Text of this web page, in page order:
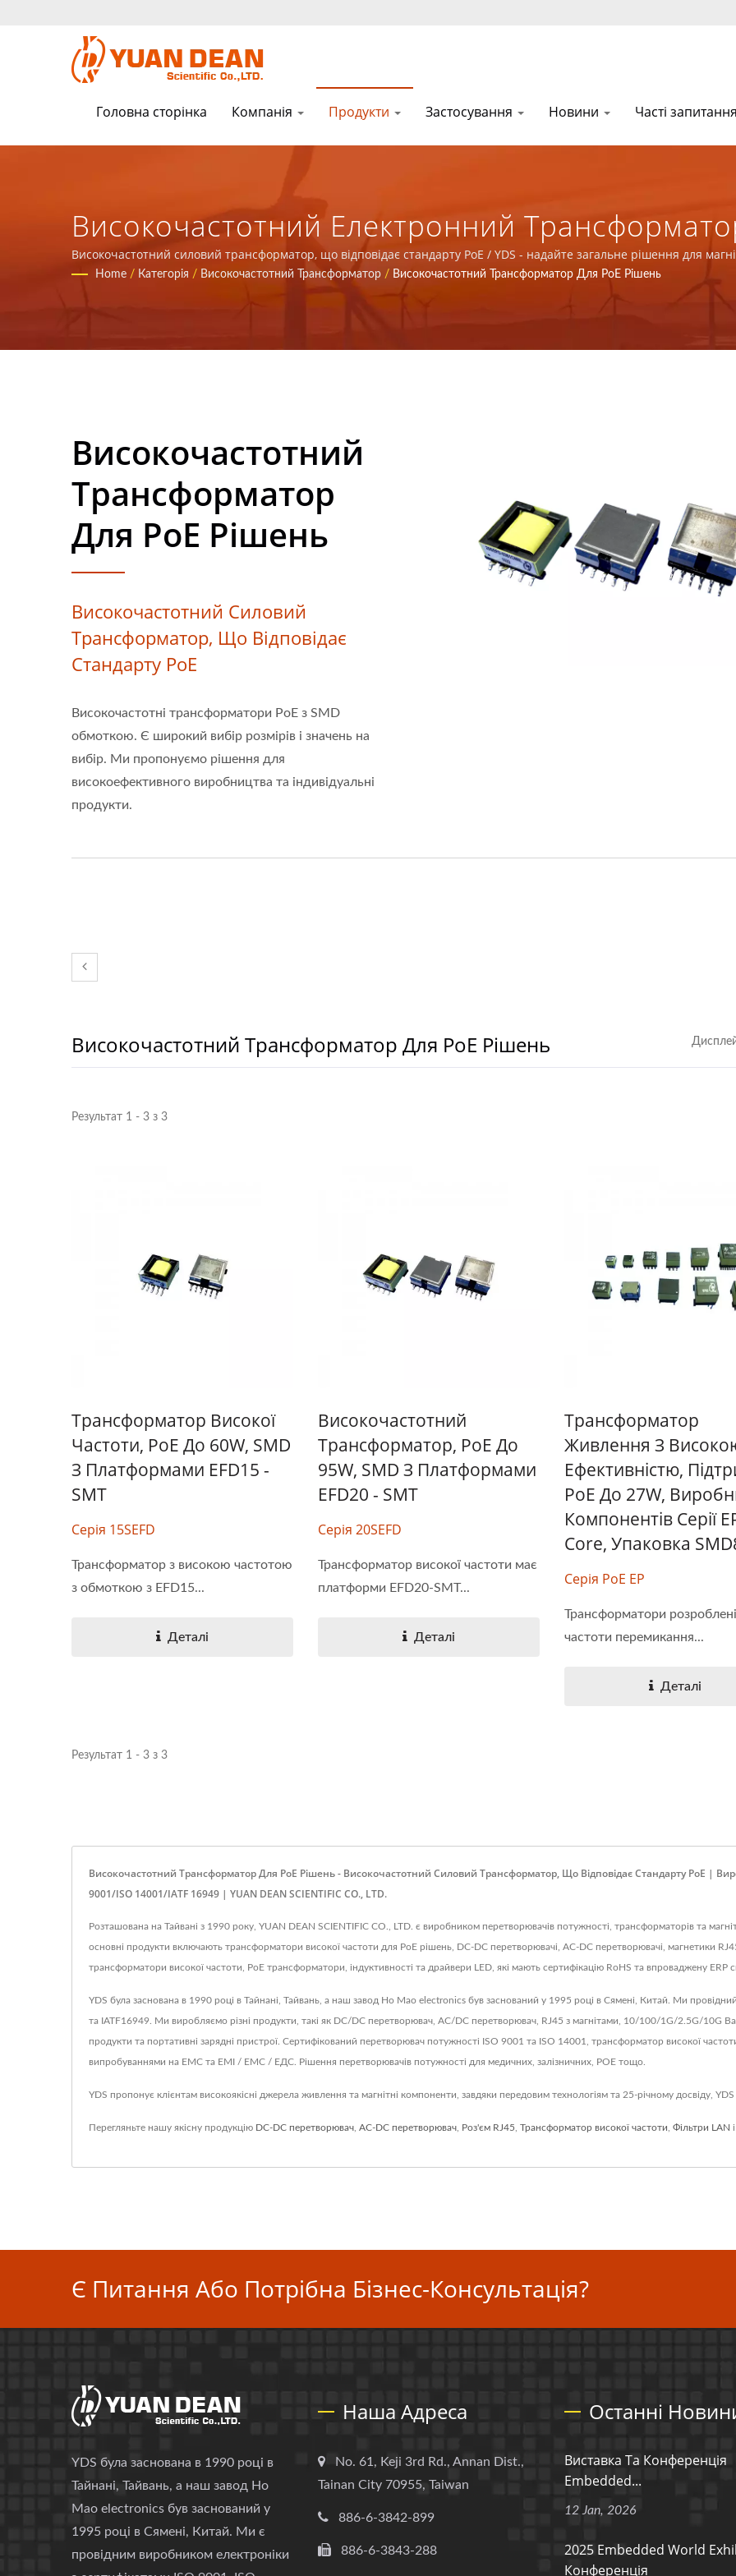
Головна сторінка Компанія Продукти Застосування Новини Часті запитання
Високочастотний Електронний
YDS - Надайте Загальне Рішення Для
Енергетичних Продуктів У Комунікаційних
Високочастотний силовий трансформатор, що відповідає стандарту PoE / YDS - надайте загальне рішення для
комунікаційних мережах.
Home / Категорія / Високочастотний Трансформатор / Високочастотний Трансформатор Для PoE Рішень
Високочастотний
Трансформатор
Для PoE Рішень
Високочастотний Силовий
Трансформатор, Що Відповідає
Стандарту PoE
Високочастотні трансформатори PoE з SMD
обмоткою. Є широкий вибір розмірів і значень на
вибір. Ми пропонуємо рішення для
високоефективного виробництва та індивідуальні
продукти.
Високочастотний Трансформатор Для PoE Рішень
Результат 1 - 3 з 3
Трансформатор Високої
Частоти, PoE До 60W, SMD
З Платформами EFD15 -
SMT
Серія 15SEFD
Трансформатор з високою частотою
з обмоткою з EFD15...
Деталі
Високочастотний
Трансформатор, PoE До
95W, SMD З Платформами
EFD20 - SMT
Серія 20SEFD
Трансформатор високої частоти має
платформи EFD20-SMT...
Деталі
Трансформатор
Живлення З
Ефективністю,
PoE До 27W,
Компонентів Серії
Core, Упаковка
Серія PoE EP
Трансформатори
частоти перемикання...
Деталі
Результат 1 - 3 з 3
Пів-Блок DC-DC Конвертер 20W 4:1 DC-DC Конвертер
Високочастотний Трансформатор Для PoE Рішень - Високочастотний Силовий Трансформатор, Що Відповідає Стандарту PoE |
9001/ISO 14001/IATF 16949 | YUAN DEAN SCIENTIFIC CO., LTD.
Розташована на Тайвані з 1990 року, YUAN DEAN SCIENTIFIC CO., LTD. є виробником перетворювачів потужності, трансформаторів та
основні продукти включають трансформатори високої частоти для PoE рішень, DC-DC перетворювачі, AC-DC перетворювачі, магнетики
трансформатори високої частоти, PoE трансформатори, індуктивності та драйвери LED, які мають сертифікацію RoHS та впроваджену ERP
YDS була заснована в 1990 році в Тайнані, Тайвань, а наш завод Ho Mao electronics був заснований у 1995 році в Сямені, Китай. Ми
та IATF16949. Ми виробляємо різні продукти, такі як DC/DC перетворювач, AC/DC перетворювач, RJ45 з магнітами, 10/100/1G/2.5G/10G
продукти та портативні зарядні пристрої. Сертифікований перетворювач потужності ISO 9001 та ISO 14001, трансформатор високої
випробуваннями на ЕМС та ЕМІ / ЕМС / ЕДС. Рішення перетворювачів потужності для медичних, залізничних, POE тощо.
YDS пропонує клієнтам високоякісні джерела живлення та магнітні компоненти, завдяки передовим технологіям та 25-річному досвіду,
Перегляньте нашу якісну продукцію DC-DC перетворювач AC-DC перетворювач Роз'єм RJ45 Трансформатор високої частоти Фільтри LAN
Є Питання Або Потрібна Бізнес-Консультація?
YDS була заснована в 1990 році в
Тайнані, Тайвань, а наш завод Ho
Mao electronics був заснований у
1995 році в Сямені, Китай. Ми є
провідним виробником електроніки
Наша Адреса
No. 61, Keji 3rd Rd., Annan Dist.,
Tainan City 70955, Taiwan
886-6-3842-899
886-6-3843-288
Останні
Виставка Та Конференція
Embedded...
12 Jan, 2026
2025 Embedded World
Конференція